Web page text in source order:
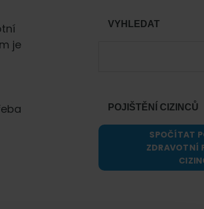
je
VYHLEDAT
POJIŠTĚNÍ CIZINCŮ
SPOČÍTAT
ZDRAVOTNÍ